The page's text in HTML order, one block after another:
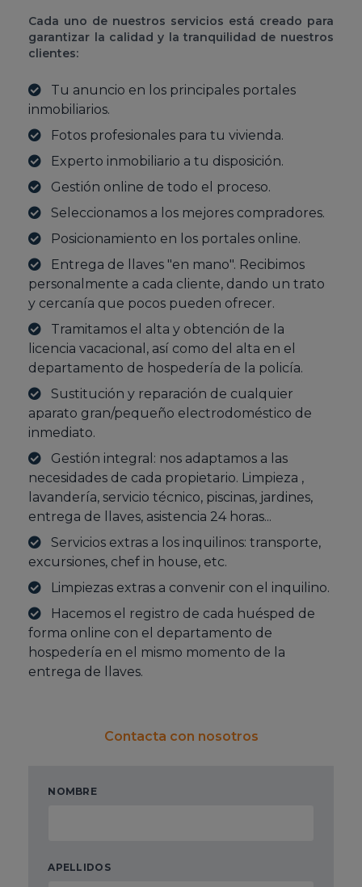
Cada uno de nuestros servicios está creado para
garantizar la calidad y la tranquilidad de nuestros
clientes:
Tu anuncio en los principales portales
inmobiliarios.
Fotos profesionales para tu vivienda.
Experto inmobiliario a tu disposición.
Gestión online de todo el proceso.
Seleccionamos a los mejores compradores.
Posicionamiento en los portales online.
Entrega de llaves "en mano". Recibimos
personalmente a cada cliente, dando un trato
y cercanía que pocos pueden ofrecer.
Tramitamos el alta y obtención de la
licencia vacacional, así como del alta en el
departamento de hospedería de la policía.
Sustitución y reparación de cualquier
aparato gran/pequeño electrodoméstico de
inmediato.
Gestión integral: nos adaptamos a las
necesidades de cada propietario. Limpieza ,
lavandería, servicio técnico, piscinas, jardines,
entrega de llaves, asistencia 24 horas...
Servicios extras a los inquilinos: transporte,
excursiones, chef in house, etc.
Limpiezas extras a convenir con el inquilino.
Hacemos el registro de cada huésped de
forma online con el departamento de
hospedería en el mismo momento de la
entrega de llaves.
Contacta con nosotros
NOMBRE
APELLIDOS